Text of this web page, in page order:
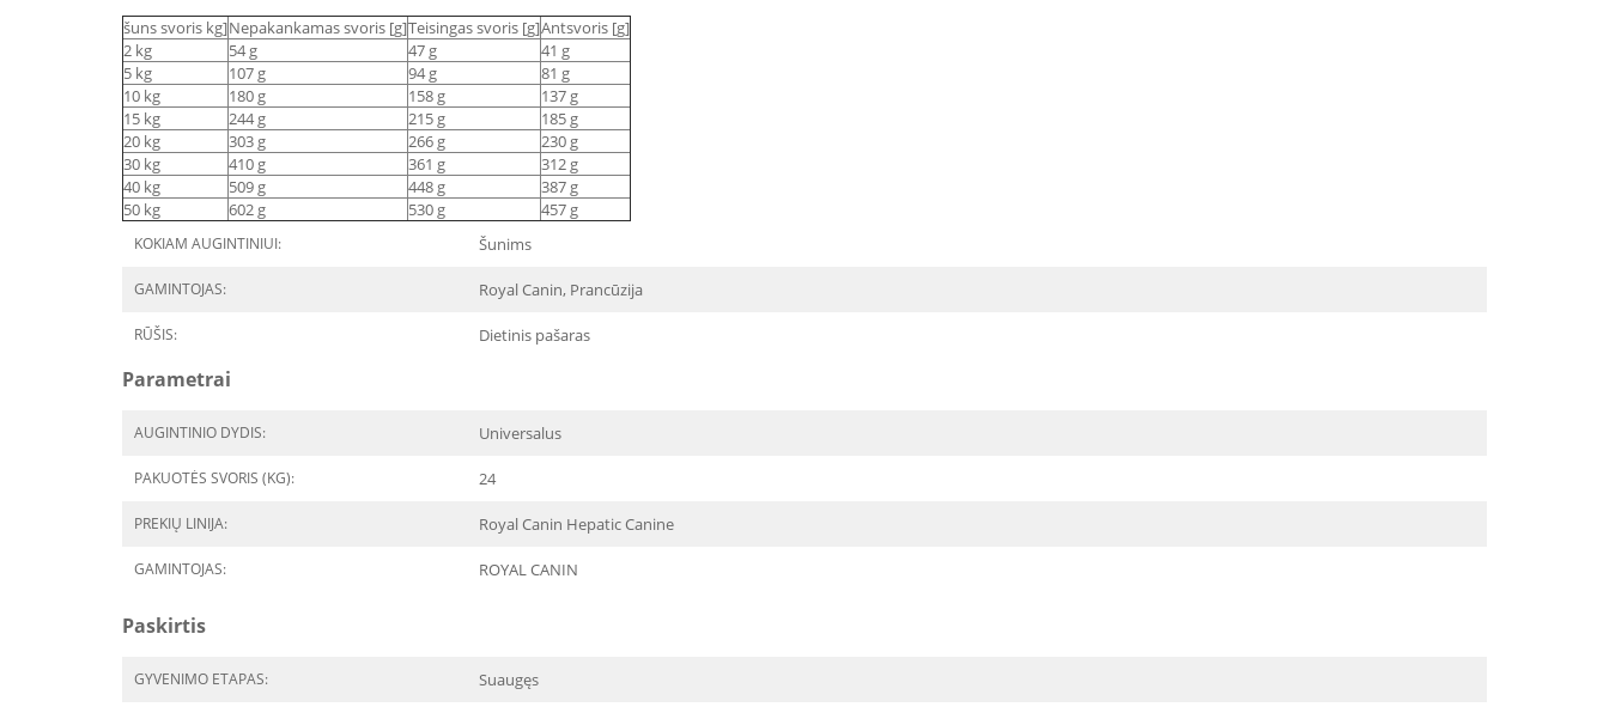
šuns svoris kg]Nepakankamas svoris [g]Teisingas svoris [g]Antsvoris [g]
2 kg
54 g 47 g
41 g
5 kg
107 g 94 g
81 g
10 kg
180 g 158 g
137 g
15 kg
244 g 215 g
185 g
20 kg
303 g 266 g
230 g
30 kg
410 g 361 g
312 g
40 kg
509 g 448 g
387 g
50 kg
602 g 530 g 457 g
KOKIAM AUGINTINIUI: Šunims
GAMINTOJAS: Royal Canin, Prancūzija
RŪŠIS: Dietinis pašaras
Parametrai
AUGINTINIO DYDIS: Universalus
PAKUOTĖS SVORIS (KG): 24
PREKIŲ LINIJA: Royal Canin Hepatic Canine
GAMINTOJAS: ROYAL CANIN
Paskirtis
GYVENIMO ETAPAS: Suaugęs